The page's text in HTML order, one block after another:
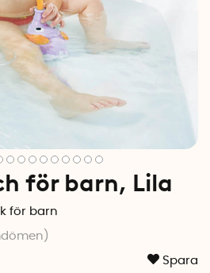
för barn, Lila
för barn
)
Spara